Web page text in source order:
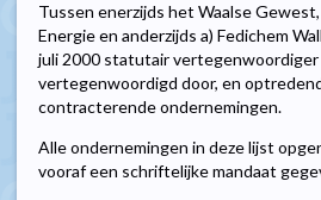
Tussen enerzijds het Waalse
Energie en anderzijds a) Fedichem
juli 2000 statutair vertegenwoordiger
vertegenwoordigd door, en
contracterende ondernemingen.
Alle ondernemingen in deze lijst
vooraf een schriftelijke mandaat